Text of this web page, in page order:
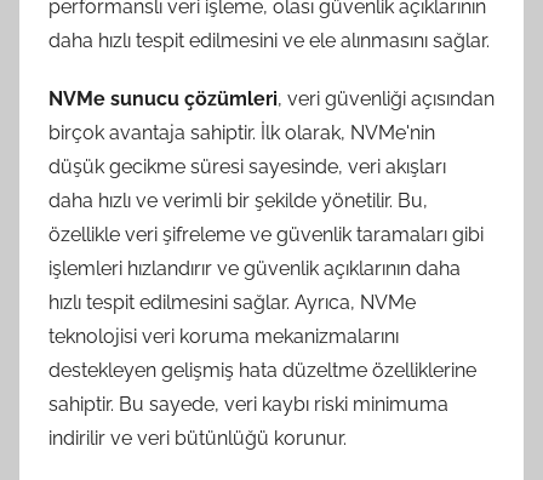
performanslı veri işleme, olası güvenlik açıklarının
daha hızlı tespit edilmesini ve ele alınmasını sağlar.
NVMe sunucu çözümleri, veri güvenliği açısından
birçok avantaja sahiptir. İlk olarak, NVMe'nin
düşük gecikme süresi sayesinde, veri akışları
daha hızlı ve verimli bir şekilde yönetilir. Bu,
özellikle veri şifreleme ve güvenlik taramaları gibi
işlemleri hızlandırır ve güvenlik açıklarının daha
hızlı tespit edilmesini sağlar. Ayrıca, NVMe
teknolojisi veri koruma mekanizmalarını
destekleyen gelişmiş hata düzeltme özelliklerine
sahiptir. Bu sayede, veri kaybı riski minimuma
indirilir ve veri bütünlüğü korunur.